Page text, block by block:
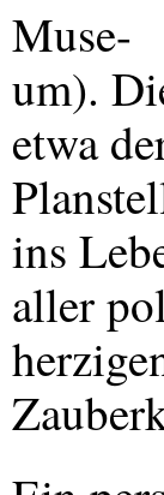
Muse-
um).
etwa
ins
aller